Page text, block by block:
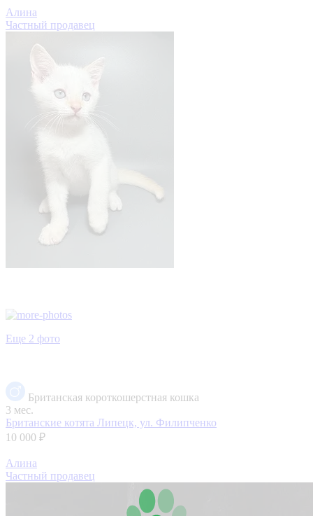
Алина
Частный продавец
Еще 2 фото
Британская короткошерстная кошка
3 мес.
Британские котята Липецк, ул. Филипченко
10 000 ₽
Алина
Частный продавец